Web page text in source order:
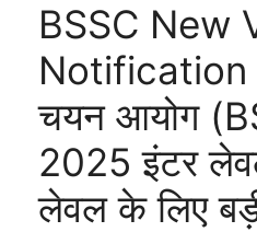
BSSC New
Notification :
चयन आयोग
2025 इंटर
लेवल के लिए